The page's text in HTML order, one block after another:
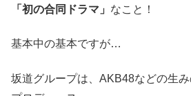
「初の合同ドラマ」 なこと！
基本中の基本ですが…
坂道グループは、AKB48などの生